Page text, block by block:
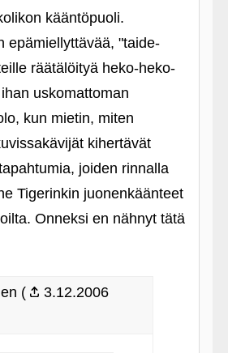
kääntöpuoli.
epämiellyttävää, "taide-
räätälöityä heko-heko-
uskomattoman
kun mietin, miten
kihertävät
joiden rinnalla
Tigerinkin juonenkäänteet
Onneksi en nähnyt tätä
(
3.12.2006